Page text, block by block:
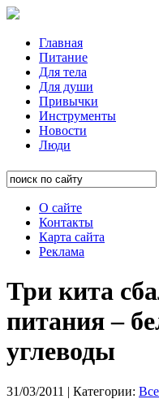
Главная
Питание
Для тела
Для души
Привычки
Инструменты
Новости
Люди
О сайте
Контакты
Карта сайта
Реклама
Три кита
питания –
углеводы
31/03/2011 | Категории: